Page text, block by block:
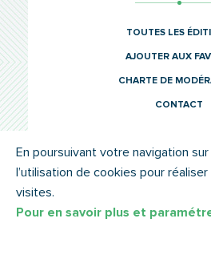
TOUTES LES
AJOUTER AUX
CHARTE DE
CONTACT
© SYTRAL MOBILITÉS 2022
En poursuivant votre navigation
l’utilisation de cookies pour
visites.
Pour en savoir plus et